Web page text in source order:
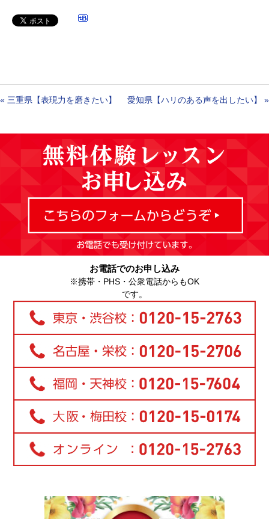
« 三重県【表現力を磨きたい】 愛知県【ハリのある声を出したい】 »
お電話でのお申し込み
※携帯・PHS・公衆電話からもOK
です。